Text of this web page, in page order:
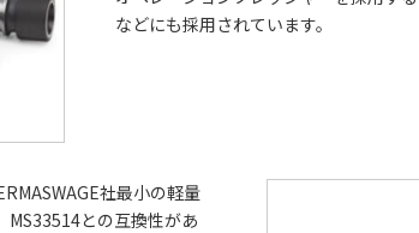
などにも採用されています。
社最小の軽量
との互換性があ